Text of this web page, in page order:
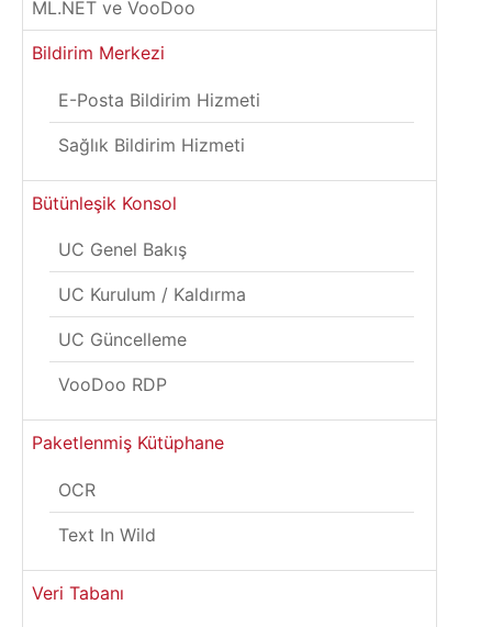
ML.NET ve VooDoo
Bildirim Merkezi
E-Posta Bildirim Hizmeti
Sağlık Bildirim Hizmeti
Bütünleşik Konsol
UC Genel Bakış
UC Kurulum / Kaldırma
UC Güncelleme
VooDoo RDP
Paketlenmiş Kütüphane
OCR
Text In Wild
Veri Tabanı